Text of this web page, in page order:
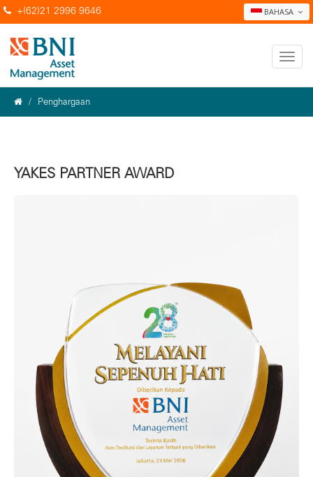
BAHASA
+(62)21 2996 9646
Penghargaan
YAKES PARTNER AWARD